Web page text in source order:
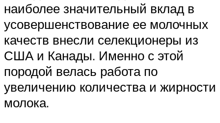
наиболее значительный вклад в
усовершенствование ее молочных
качеств внесли селекционеры из
США и Канады. Именно с этой
породой велась работа по
увеличению количества и жирности
молока.